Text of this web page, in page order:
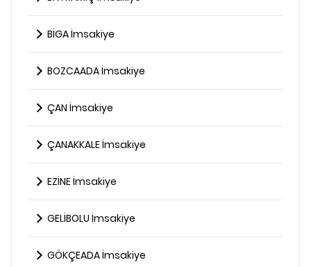
BİGA İmsakiye
BOZCAADA İmsakiye
ÇAN İmsakiye
ÇANAKKALE İmsakiye
EZİNE İmsakiye
GELİBOLU İmsakiye
GÖKÇEADA İmsakiye